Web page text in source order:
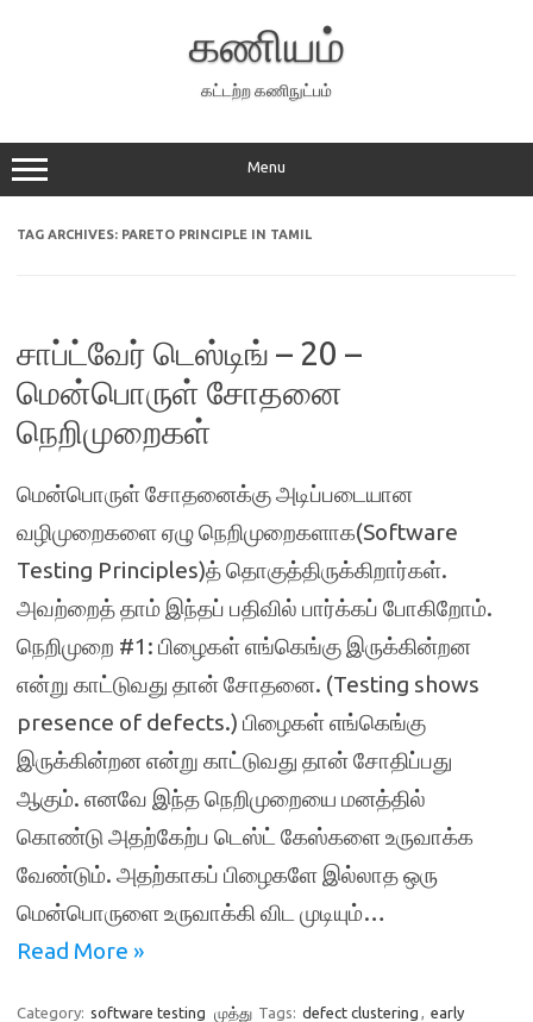
கணியம்
கட்டற்ற கணிநுட்பம்
Menu
TAG ARCHIVES: PARETO PRINCIPLE IN TAMIL
சாப்ட்வேர் டெஸ்டிங் – 20 –
மென்பொருள் சோதனை
நெறிமுறைகள்
மென்பொருள் சோதனைக்கு அடிப்படையான
வழிமுறைகளை ஏழு நெறிமுறைகளாக(Software
Testing Principles)த் தொகுத்திருக்கிறார்கள்.
அவற்றைத் தாம் இந்தப் பதிவில் பார்க்கப் போகிறோம்.
நெறிமுறை #1: பிழைகள் எங்கெங்கு இருக்கின்றன
என்று காட்டுவது தான் சோதனை. (Testing shows
presence of defects.) பிழைகள் எங்கெங்கு
இருக்கின்றன என்று காட்டுவது தான் சோதிப்பது
ஆகும். எனவே இந்த நெறிமுறையை மனத்தில்
கொண்டு அதற்கேற்ப டெஸ்ட் கேஸ்களை உருவாக்க
வேண்டும். அதற்காகப் பிழைகளே இல்லாத ஒரு
மென்பொருளை உருவாக்கி விட முடியும்…
Read More »
Category: software testing முத்து Tags: defect clustering , early